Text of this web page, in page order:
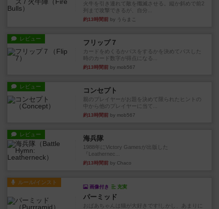
火牛を引き連れて敵を殲滅させる。縦か斜めで前2
列まで攻撃できるが、自分...
約13時間前 by うらまこ
レビュー フリップ７
カードをめくるかパスをするかを決めてパスした
時のカード数字が得点になる...
約13時間前 by mob567
レビュー コンセプト
親のプレイヤーがお題を決めて限られたヒントの
中から他のプレイヤーに当て...
約13時間前 by mob567
レビュー 海兵隊
1988年にVictory Gamesが出版した
『Leathernec...
約13時間前 by Chaco
ルール/インスト
画像付き 充実
パーミッド
おばあちゃんは猫が大好きです!しかし、あまりに